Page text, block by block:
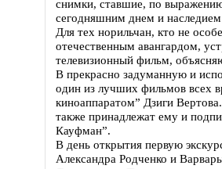
снимки, ставшие, по
сегодняшним днем и
Для тех норильчан, кто не
отечественным авангардом,
телевизионный фильм,
В прекрасно задуманную и
один из лучших фильмов всех
киноаппаратом” Дзиги
также принадлежат ему и
Кауфман”.
В день открытия первую
Александра Родченко и